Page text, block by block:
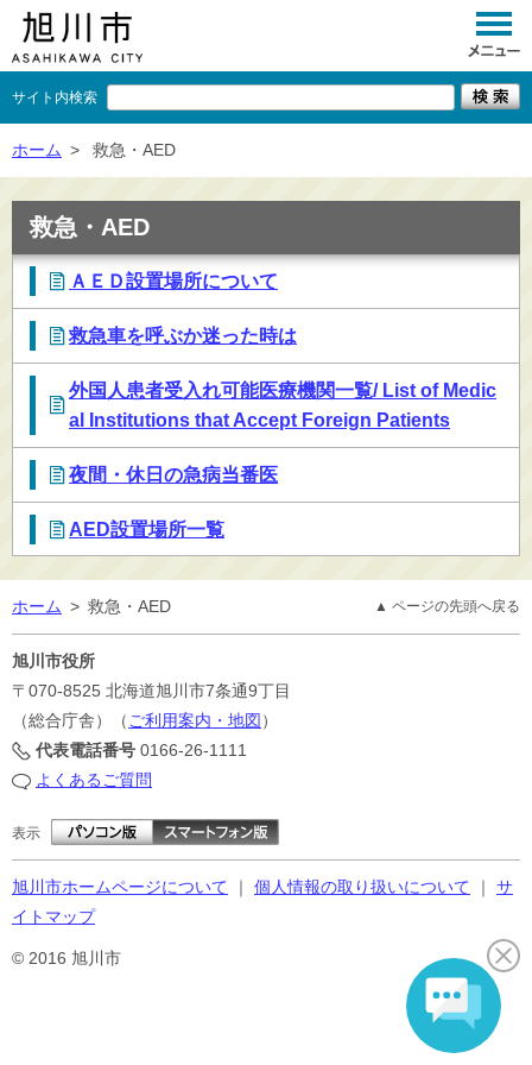
サイト内検索
事業者向け
施設一覧
市政情報
×
ホーム > 救急・AED
救急・AED
ＡＥＤ設置場所について
救急車を呼ぶか迷った時は
外国人患者受入れ可能医療機関一覧/ List of Medic
al Institutions that Accept Foreign Patients
夜間・休日の急病当番医
AED設置場所一覧
ホーム > 救急・AED ▲ ページの先頭へ戻る
旭川市役所
〒070-8525 北海道旭川市7条通9丁目
（総合庁舎）（ ご利用案内・地図 ）
代表電話番号 0166-26-1111
よくあるご質問
表示
旭川市ホームページについて ｜ 個人情報の取り扱いについて ｜ サ
イトマップ
© 2016 旭川市